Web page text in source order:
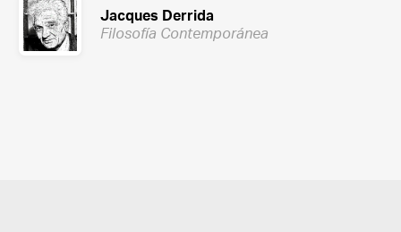
Jacques Derrida
Filosofía Contemporánea